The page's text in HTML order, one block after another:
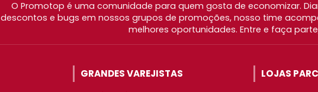
O Promotop é uma comunidade para quem gosta de economizar.
descontos e bugs em nossos grupos de promoções, nosso time
melhores oportunidades. Entre e faça
GRANDES VAREJISTAS LOJAS